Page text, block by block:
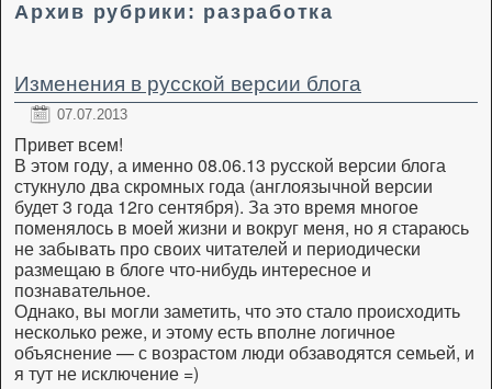
Архив рубрики: разработка
Изменения в русской версии блога
07.07.2013
Привет всем!
В этом году, а именно 08.06.13 русской версии блога
стукнуло два скромных года (англоязычной версии
будет 3 года 12го сентября). За это время многое
поменялось в моей жизни и вокруг меня, но я стараюсь
не забывать про своих читателей и периодически
размещаю в блоге что-нибудь интересное и
познавательное.
Однако, вы могли заметить, что это стало происходить
несколько реже, и этому есть вполне логичное
объяснение — с возрастом люди обзаводятся семьей, и
я тут не исключение =)